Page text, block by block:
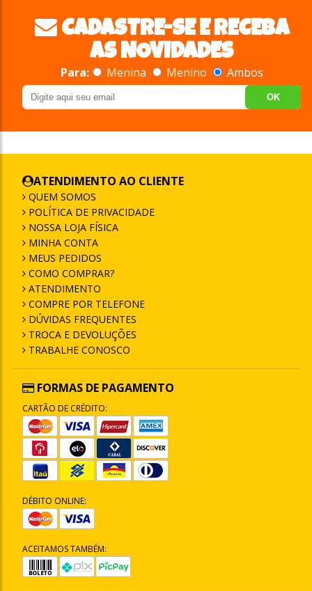
CADASTRE-SE E RECEBA
AS NOVIDADES
Para: Menina Menino Ambos
OK
ATENDIMENTO AO CLIENTE
QUEM SOMOS
POLÍTICA DE PRIVACIDADE
NOSSA LOJA FÍSICA
MINHA CONTA
MEUS PEDIDOS
COMO COMPRAR?
ATENDIMENTO
COMPRE POR TELEFONE
DÚVIDAS FREQUENTES
TROCA E DEVOLUÇÕES
TRABALHE CONOSCO
FORMAS DE PAGAMENTO
CARTÃO DE CRÉDITO:
DÉBITO ONLINE:
ACEITAMOS TAMBÉM: